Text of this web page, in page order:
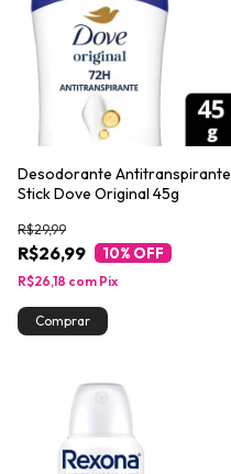
Desodorante Antitranspirante
Stick Dove Original 45g
R$26,99
R$29,99
10% OFF
R$26,18 com Pix